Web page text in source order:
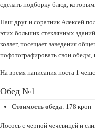
сделать подборку блюд,
Наш друг и соратник Алексей
этих больших стеклянных
коллег, посещает заведения
пофотографировать свои обеды,
На время написания поста 1
Обед №1
Стоимость обеда: 178 крон
Лосось с черной чечевицей и